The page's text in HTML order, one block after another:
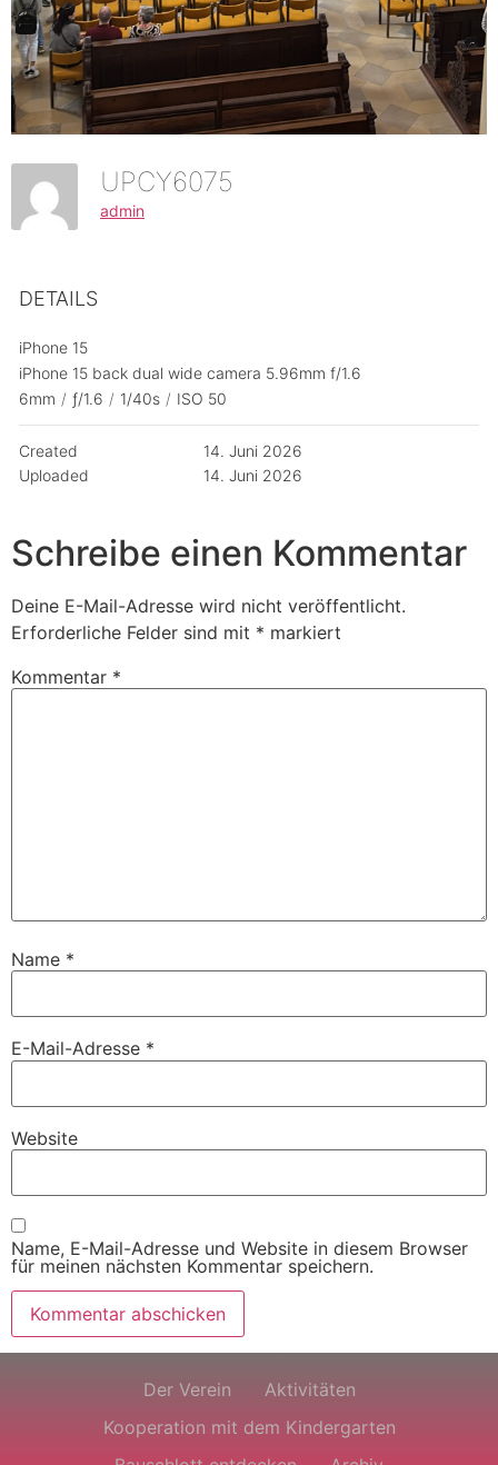
UPCY6075
admin
DETAILS
iPhone 15
iPhone 15 back dual wide camera 5.96mm f/1.6
6mm / ƒ/1.6 / 1/40s / ISO 50
Created
14. Juni 2026
Uploaded
14. Juni 2026
Schreibe einen Kommentar
Deine E-Mail-Adresse wird nicht veröffentlicht.
Erforderliche Felder sind mit * markiert
Kommentar *
Name *
E-Mail-Adresse *
Website
Name, E-Mail-Adresse und Website in diesem Browser
für meinen nächsten Kommentar speichern.
Der Verein
Aktivitäten
Kooperation mit dem Kindergarten